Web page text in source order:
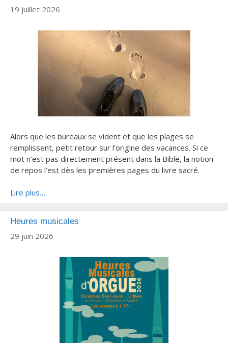
19 juillet 2026
Alors que les bureaux se vident et que les plages se
remplissent, petit retour sur l’origine des vacances. Si ce
mot n’est pas directement présent dans la Bible, la notion
de repos l’est dès les premières pages du livre sacré.
Lire plus…
Heures musicales
29 juin 2026